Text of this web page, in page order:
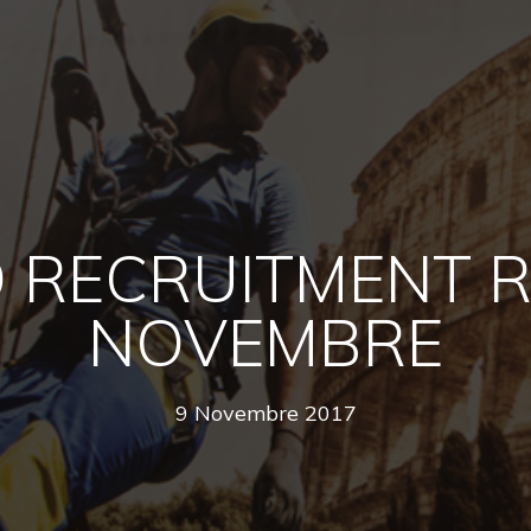
RECRUITMENT
NOVEMBRE
9 Novembre 2017